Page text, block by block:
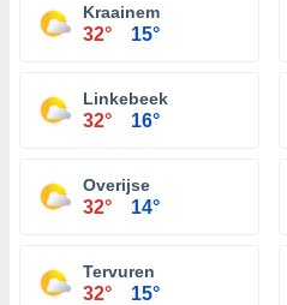
Kraainem
32° 15°
Linkebeek
32° 16°
Overijse
32° 14°
Tervuren
32° 15°